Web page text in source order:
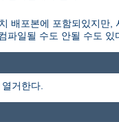
배포본에 포함되있지만
파일될 수도 안될 수도
거한다.